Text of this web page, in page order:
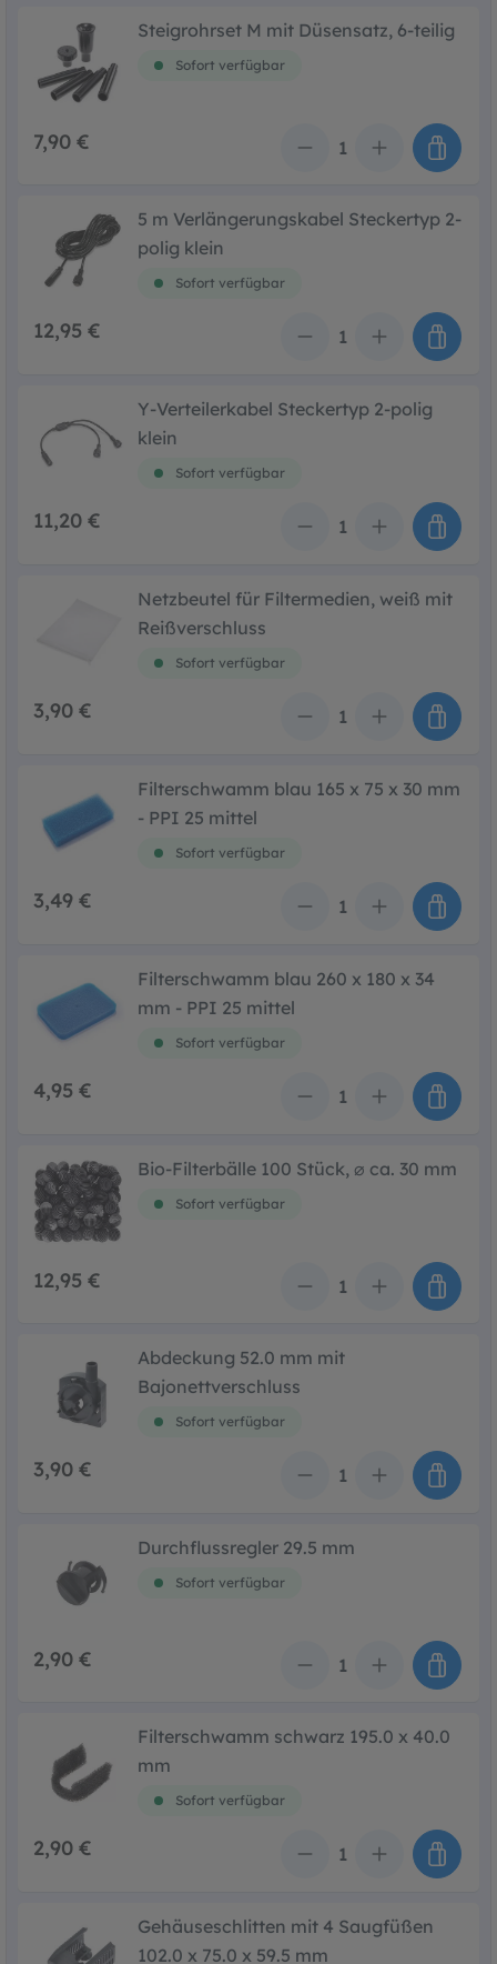
Steigrohrset M mit Düsensatz, 6-teilig
Sofort verfügbar
7,90 €
5 m Verlängerungskabel Steckertyp 2-
polig klein
Sofort verfügbar
12,95 €
Y-Verteilerkabel Steckertyp 2-polig
klein
Sofort verfügbar
11,20 €
Netzbeutel für Filtermedien, weiß mit
Reißverschluss
Sofort verfügbar
3,90 €
Filterschwamm blau 165 x 75 x 30 mm
- PPI 25 mittel
Sofort verfügbar
3,49 €
Filterschwamm blau 260 x 180 x 34
mm - PPI 25 mittel
Sofort verfügbar
4,95 €
Bio-Filterbälle 100 Stück, ⌀ ca. 30 mm
Sofort verfügbar
12,95 €
Abdeckung 52.0 mm mit
Bajonettverschluss
Sofort verfügbar
3,90 €
Durchflussregler 29.5 mm
Sofort verfügbar
2,90 €
Filterschwamm schwarz 195.0 x 40.0
mm
Sofort verfügbar
2,90 €
Gehäuseschlitten mit 4 Saugfüßen
102.0 x 75.0 x 59.5 mm